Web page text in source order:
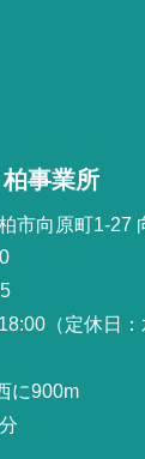
柏事業所
市向原町1-27
（定休日
に900m